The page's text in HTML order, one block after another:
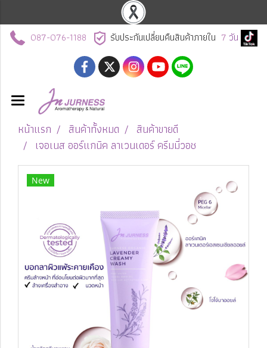
087-076-1188 รับประกันเปลี่ยนคืนสินค้าภายใน 7 วัน
หน้าแรก สินค้าทั้งหมด
สินค้าขายดี
เจอเนส ออร์แกนิค ลาเวนเดอร์ ครีมมี่วอช
New